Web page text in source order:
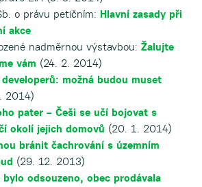
o právu petičním: Hlavní zasady při
akce
nadměrnou výstavbou: Žalujte
vám (24. 2. 2014)
možná budou muset
2014)
pater – Češi se učí bojovat s
okolí jejich domovů (20. 1. 2014)
bránit čachrování s územním
(29. 12. 2013)
odsouzeno, obec prodávala